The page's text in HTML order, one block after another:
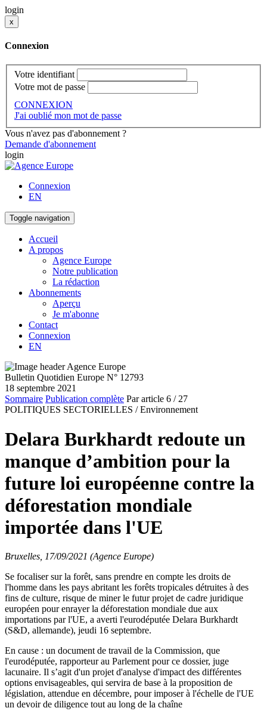
login
x
Connexion
Votre identifiant
Votre mot de passe
CONNEXION
J'ai oublié mon mot de passe
Vous n'avez pas d'abonnement ?
Demande d'abonnement
login
Connexion
EN
Toggle navigation
Accueil
A propos
Agence Europe
Notre publication
La rédaction
Abonnements
Aperçu
Je m'abonne
Contact
Connexion
EN
Bulletin Quotidien Europe N° 12793
18 septembre 2021
Sommaire Publication complète Par article 6 / 27
POLITIQUES SECTORIELLES / Environnement
Delara Burkhardt redoute un
manque d’ambition pour la
future loi européenne contre la
déforestation mondiale
importée dans l'UE
Bruxelles, 17/09/2021 (Agence Europe)
Se focaliser sur la forêt, sans prendre en compte les droits de
l'homme dans les pays abritant les forêts tropicales détruites à des
fins de culture, risque de miner le futur projet de cadre juridique
européen pour enrayer la déforestation mondiale due aux
importations par l'UE, a averti l'eurodéputée Delara Burkhardt
(S&D, allemande), jeudi 16 septembre.
En cause : un document de travail de la Commission, que
l'eurodéputée, rapporteur au Parlement pour ce dossier, juge
lacunaire. Il s’agit d'un projet d'analyse d'impact des différentes
options envisageables, qui servira de base à la proposition de
législation, attendue en décembre, pour imposer à l'échelle de l'UE
un devoir de diligence tout au long de la chaîne